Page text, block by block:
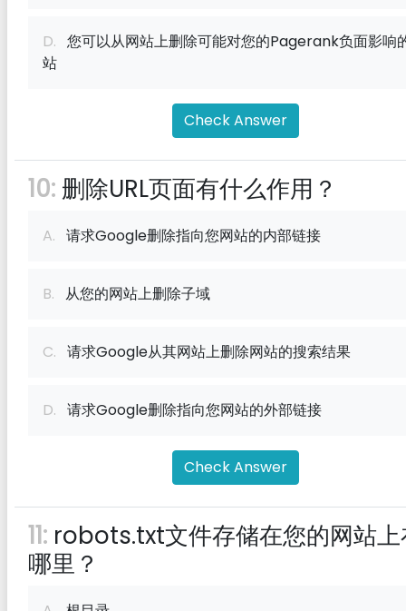
D. 您可以从网站上删除可能对您的Pagerank负面影响
站
Check Answer
10: 删除URL页面有什么作用？
A. 请求Google删除指向您网站的内部链接
B. 从您的网站上删除子域
C. 请求Google从其网站上删除网站的搜索结果
D. 请求Google删除指向您网站的外部链接
Check Answer
11: robots.txt文件存储在您的网站上
哪里？